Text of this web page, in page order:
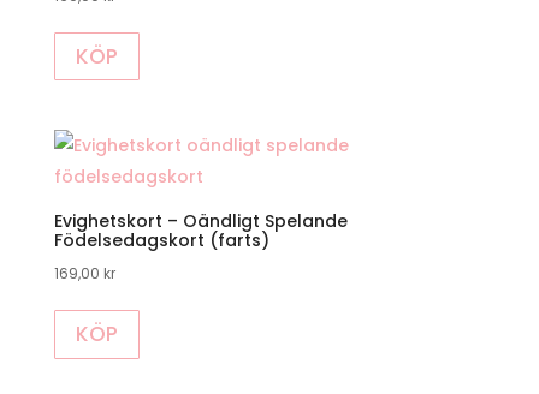
KÖP
Evighetskort – Oändligt Spelande
Födelsedagskort (farts)
169,00 kr
KÖP